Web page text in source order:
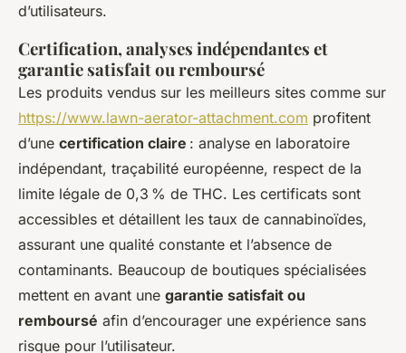
d’utilisateurs.
Certification, analyses indépendantes et
garantie satisfait ou remboursé
Les produits vendus sur les meilleurs sites comme sur
https://www.lawn-aerator-attachment.com profitent
d’une certification claire : analyse en laboratoire
indépendant, traçabilité européenne, respect de la
limite légale de 0,3 % de THC. Les certificats sont
accessibles et détaillent les taux de cannabinoïdes,
assurant une qualité constante et l’absence de
contaminants. Beaucoup de boutiques spécialisées
mettent en avant une garantie satisfait ou
remboursé afin d’encourager une expérience sans
risque pour l’utilisateur.